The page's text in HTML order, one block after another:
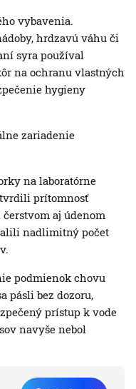
vybavenia.
hrdzavú váhu či
syra používal
na ochranu vlastných
hygieny
zariadenie
na laboratórne
prítomnosť
aj údenom
nadlimitný počet
podmienok chovu
pásli bez dozoru,
prístup k vode
navyše nebol